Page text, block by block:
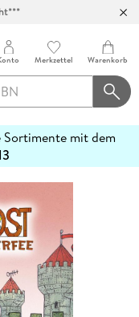
Merkzettel Warenkorb
mit dem